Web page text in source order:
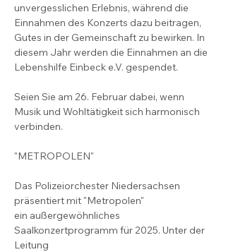
unvergesslichen Erlebnis, während die
Einnahmen des Konzerts dazu beitragen,
Gutes in der Gemeinschaft zu bewirken. In
diesem Jahr werden die Einnahmen an die
Lebenshilfe Einbeck e.V. gespendet.
Seien Sie am 26. Februar dabei, wenn
Musik und Wohltätigkeit sich harmonisch
verbinden.
"METROPOLEN"
Das Polizeiorchester Niedersachsen
präsentiert mit "Metropolen"
ein außergewöhnliches
Saalkonzertprogramm für 2025. Unter der
Leitung